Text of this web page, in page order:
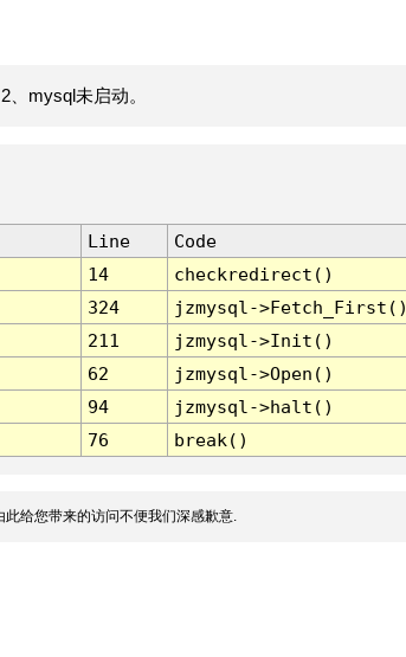
mysql未启动。
Line
Code
14
checkredirect()
324
jzmysql-
211
jzmysql->Init()
62
jzmysql->Open()
94
jzmysql->halt()
76 break()
给您带来的访问不便我们深感歉意.